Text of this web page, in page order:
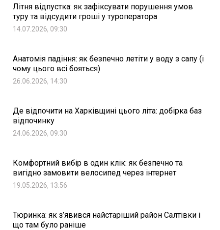
Літня відпустка: як зафіксувати порушення умов
туру та відсудити гроші у туроператора
14.07.2026, 09:30
Анатомія падіння: як безпечно летіти у воду з сапу (і
чому цього всі бояться)
26.06.2026, 14:30
Де відпочити на Харківщині цього літа: добірка баз
відпочинку
24.06.2026, 09:30
Комфортний вибір в один клік: як безпечно та
вигідно замовити велосипед через інтернет
19.05.2026, 13:56
Тюринка: як з’явився найстаріший район Салтівки і
що там було раніше